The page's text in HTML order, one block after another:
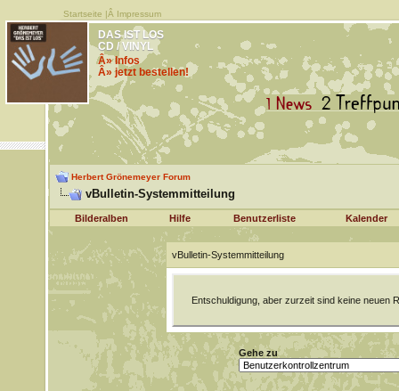
Startseite |Â Impressum
DAS IST LOS
CD / VINYL
Â» Infos
Â» jetzt bestellen!
Herbert Grönemeyer Forum
vBulletin-Systemmitteilung
Bilderalben Hilfe Benutzerliste Kalender
vBulletin-Systemmitteilung
Entschuldigung, aber zurzeit sind keine neuen
Gehe zu